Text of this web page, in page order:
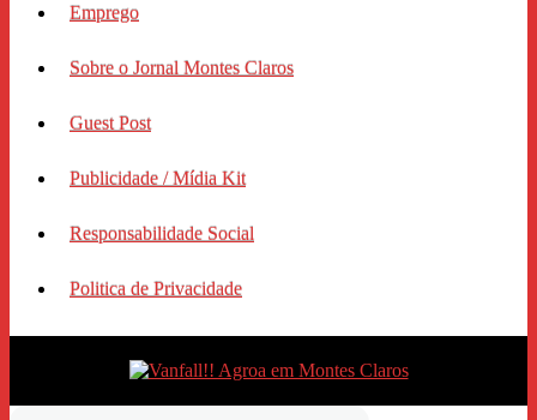
Emprego
Sobre o Jornal Montes Claros
Guest Post
Publicidade / Mídia Kit
Responsabilidade Social
Politica de Privacidade